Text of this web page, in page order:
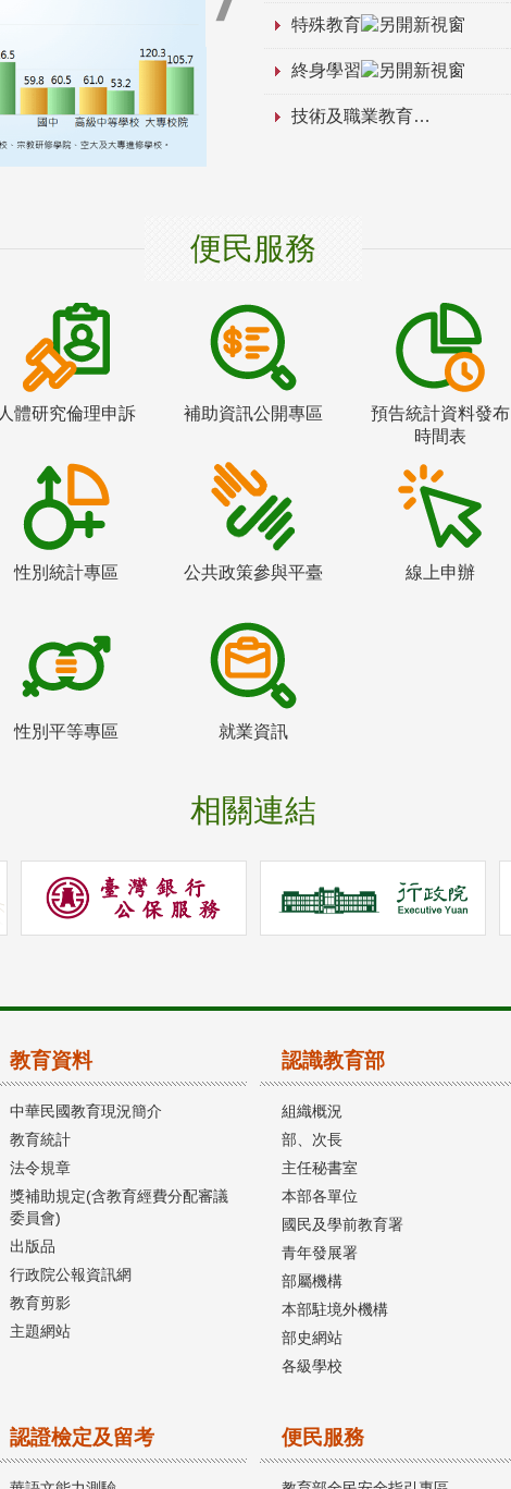
特殊教育
終身學習
技術及職業教育
便民服務
人體研究倫理申訴 補助資訊公開專區
預告統計資料發布
時間表
性別統計專區 公共政策參與平臺 線上申辦
性別平等專區 就業資訊
相關連結
教育資料
中華民國教育現況簡介
教育統計
法令規章
獎補助規定(含教育經費分配審議
委員會)
出版品
行政院公報資訊網
教育剪影
主題網站
認識教育部
組織概況
部、次長
主任秘書室
本部各單位
國民及學前教育署
青年發展署
部屬機構
本部駐境外機構
部史網站
各級學校
認證檢定及留考 便民服務